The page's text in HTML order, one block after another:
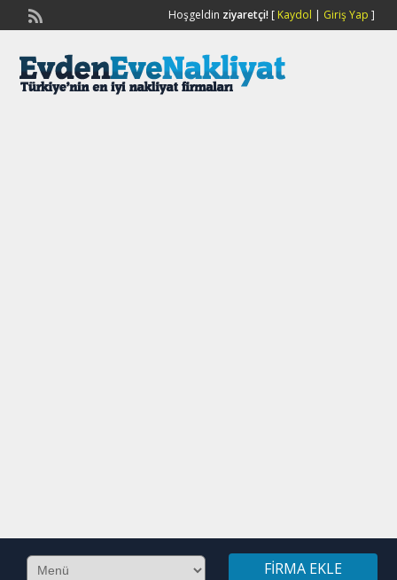
Hoşgeldin ziyaretçi![ Kaydol | Giriş Yap ]
FIRMA EKLE